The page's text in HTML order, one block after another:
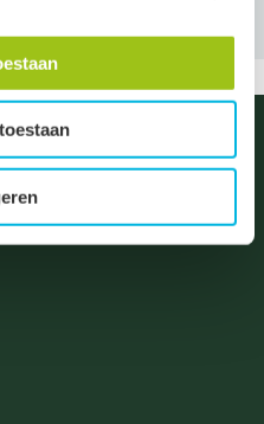
team te komen voor een
eigen teamleden leren over
met ons op voor een
de voorwaarden. Maximaal 12